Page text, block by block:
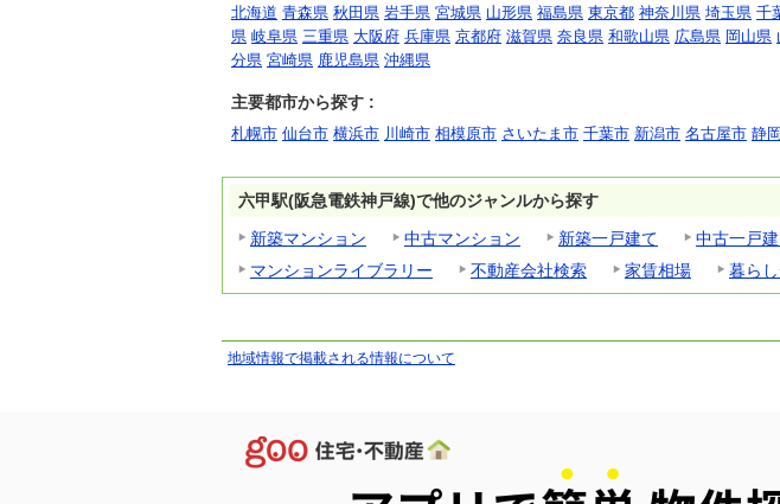
北海道 青森県 秋田県 岩手県 宮城県 山形県 福島県 東京都 神奈川県 埼玉県 千
県 岐阜県 三重県 大阪府 兵庫県 京都府 滋賀県 奈良県 和歌山県 広島県 岡山県
分県 宮崎県 鹿児島県 沖縄県
主要都市から探す :
札幌市 仙台市 横浜市 川崎市 相模原市 さいたま市 千葉市 新潟市 名古屋市 静
六甲駅(阪急電鉄神戸線)で他のジャンルから探す
新築マンション
中古マンション 新築一戸建て 中古一戸
マンションライブラリー
不動産会社検索 家賃相場 暮ら
地域情報で掲載される情報について